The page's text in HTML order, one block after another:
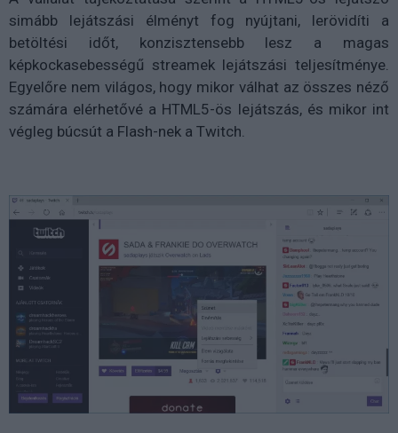
simább lejátszási élményt fog nyújtani, lerövidíti a
betöltési időt, konzisztensebb lesz a magas
képkockasebességű streamek lejátszási teljesítménye.
Egyelőre nem világos, hogy mikor válhat az összes néző
számára elérhetővé a HTML5-ös lejátszás, és mikor int
végleg búcsút a Flash-nek a Twitch.